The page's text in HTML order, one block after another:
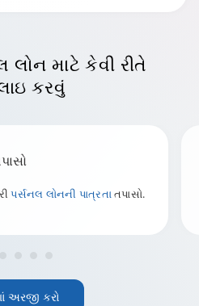
લોન માટે કેવી રીતે
કરવું
પર્સનલ લોનની પાત્રતાતપાસો.
અરજી કરો